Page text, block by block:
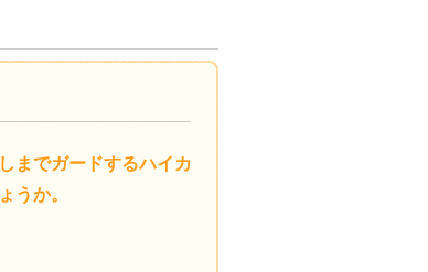
までガードするハイカ
うか。